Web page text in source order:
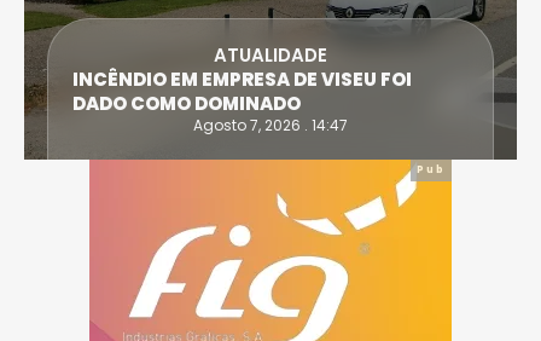
BOMBEIROS COMBATEM FOGO NO
PARQUE INDUSTRIAL DE COIMBRÕES
(VISEU)
Agosto 7, 2026 . 14:12
Pub